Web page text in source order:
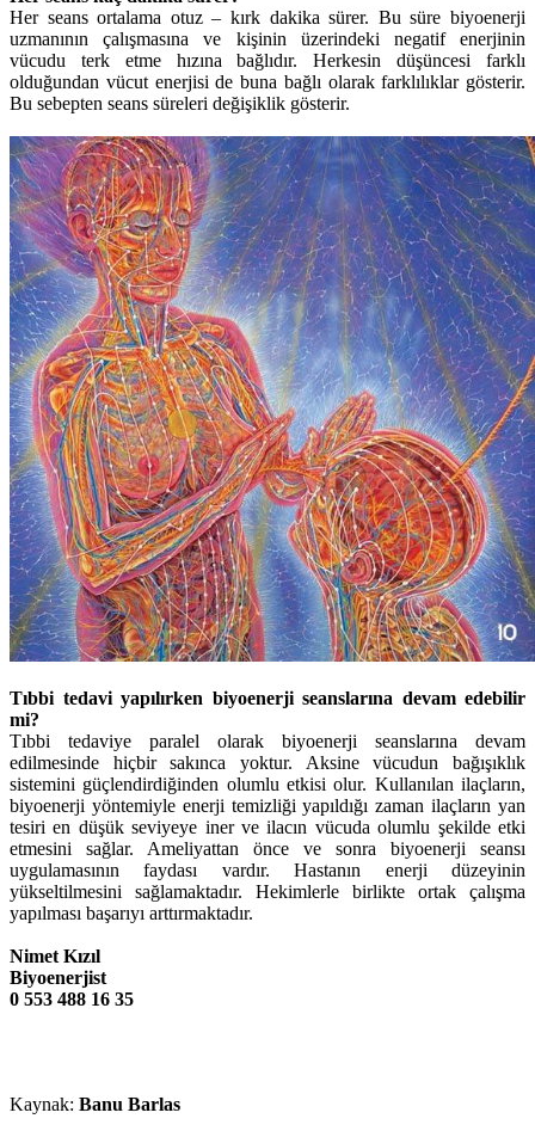
Her seans ortalama otuz – kırk dakika sürer. Bu süre biyoenerji
uzmanının çalışmasına ve kişinin üzerindeki negatif enerjinin
vücudu terk etme hızına bağlıdır. Herkesin düşüncesi farklı
olduğundan vücut enerjisi de buna bağlı olarak farklılıklar gösterir.
Bu sebepten seans süreleri değişiklik gösterir.
Tıbbi tedavi yapılırken biyoenerji seanslarına devam edebilir
mi?
Tıbbi tedaviye paralel olarak biyoenerji seanslarına devam
edilmesinde hiçbir sakınca yoktur. Aksine vücudun bağışıklık
sistemini güçlendirdiğinden olumlu etkisi olur. Kullanılan ilaçların,
biyoenerji yöntemiyle enerji temizliği yapıldığı zaman ilaçların yan
tesiri en düşük seviyeye iner ve ilacın vücuda olumlu şekilde etki
etmesini sağlar. Ameliyattan önce ve sonra biyoenerji seansı
uygulamasının faydası vardır. Hastanın enerji düzeyinin
yükseltilmesini sağlamaktadır. Hekimlerle birlikte ortak çalışma
yapılması başarıyı arttırmaktadır.
Nimet Kızıl
Biyoenerjist
0 553 488 16 35
Kaynak: Banu Barlas